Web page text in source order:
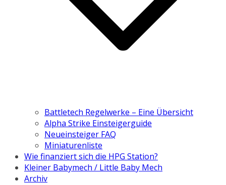
Battletech Regelwerke – Eine Übersicht
Alpha Strike Einsteigerguide
Neueinsteiger FAQ
Miniaturenliste
Wie finanziert sich die HPG Station?
Kleiner Babymech / Little Baby Mech
Archiv